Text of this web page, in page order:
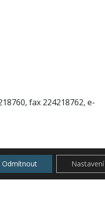
fax 224218762, e-
Odmítnout Nastavení